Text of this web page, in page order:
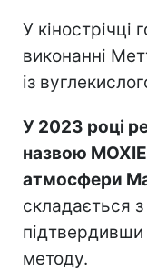
У кінострічці
виконанні
із
У 2023 році
назвою
атмосфери
складається з
підтвердивши
методу.